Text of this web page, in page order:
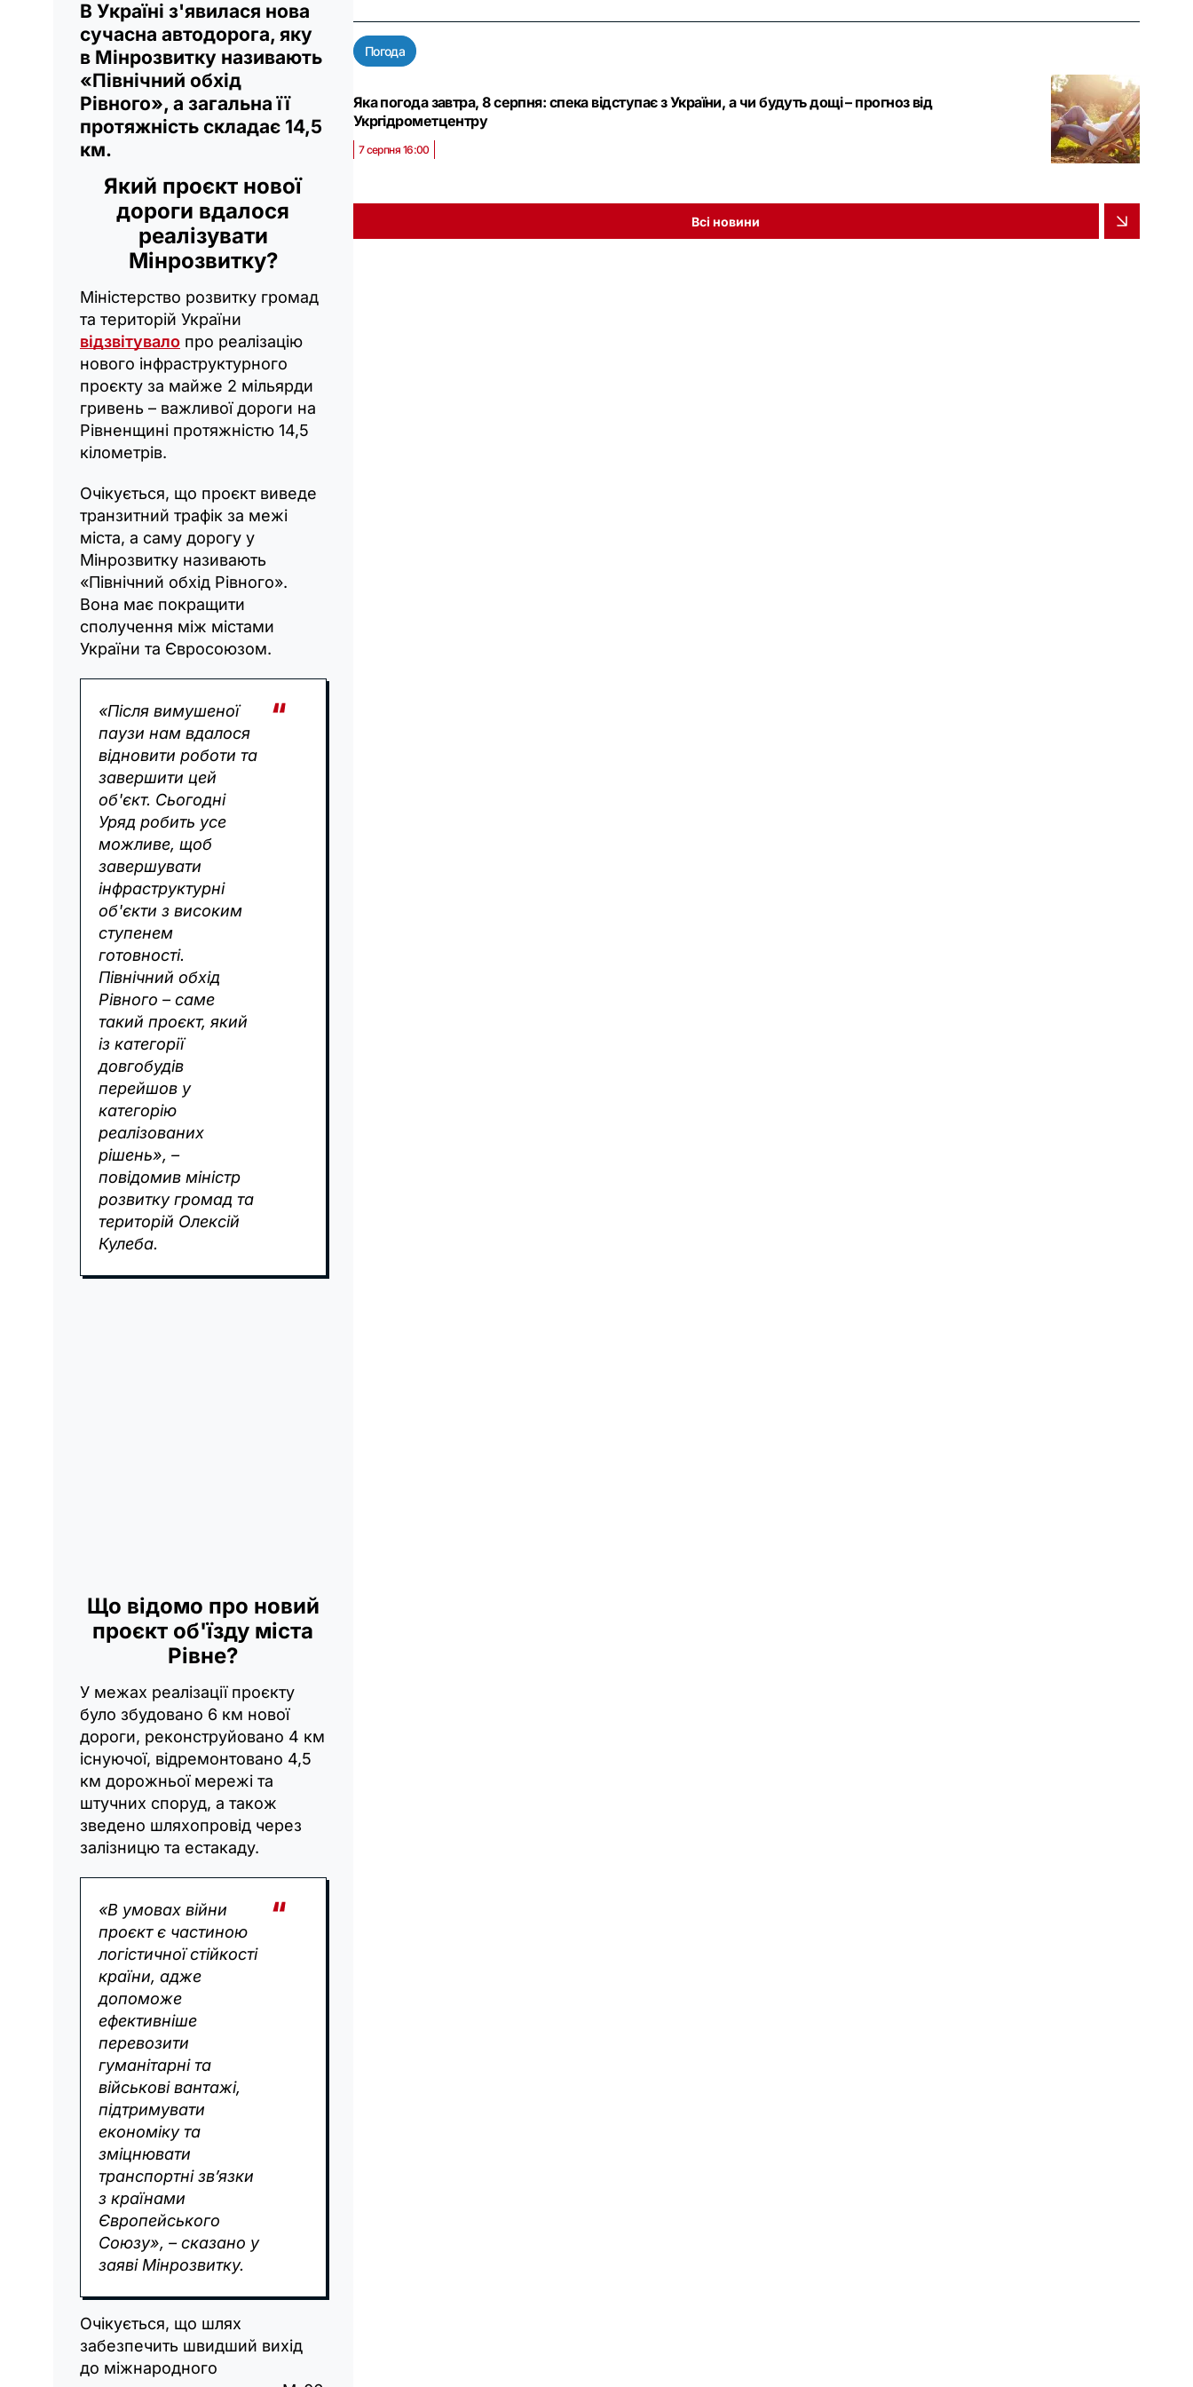
В Україні з'явилася нова
сучасна автодорога, яку
в Мінрозвитку називають
«Північний обхід
Рівного», а загальна її
протяжність складає 14,5
км.
Який проєкт нової
дороги вдалося
реалізувати
Мінрозвитку?
Міністерство розвитку громад
та територій України
відзвітувало про реалізацію
нового інфраструктурного
проєкту за майже 2 мільярди
гривень – важливої дороги на
Рівненщині протяжністю 14,5
кілометрів.
Очікується, що проєкт виведе
транзитний трафік за межі
міста, а саму дорогу у
Мінрозвитку називають
«Північний обхід Рівного».
Вона має покращити
сполучення між містами
України та Євросоюзом.
«Після вимушеної
паузи нам вдалося
відновити роботи та
завершити цей
об'єкт. Сьогодні
Уряд робить усе
можливе, щоб
завершувати
інфраструктурні
об'єкти з високим
ступенем
готовності.
Північний обхід
Рівного – саме
такий проєкт, який
із категорії
довгобудів
перейшов у
категорію
реалізованих
рішень», –
повідомив міністр
розвитку громад та
територій Олексій
Кулеба.
Що відомо про новий
проєкт об'їзду міста
Рівне?
У межах реалізації проєкту
було збудовано 6 км нової
дороги, реконструйовано 4 км
існуючої, відремонтовано 4,5
км дорожньої мережі та
штучних споруд, а також
зведено шляхопровід через
залізницю та естакаду.
«В умовах війни
проєкт є частиною
логістичної стійкості
країни, адже
допоможе
ефективніше
перевозити
гуманітарні та
військові вантажі,
підтримувати
економіку та
зміцнювати
транспортні зв’язки
з країнами
Європейського
Союзу», – сказано у
заяві Мінрозвитку.
Очікується, що шлях
забезпечить швидший вихід
до міжнародного
Погода
Яка погода завтра, 8 серпня: спека відступає з України, а чи будуть дощі – прогноз від
Укргідрометцентру
7 серпня 16:00
Всі новини